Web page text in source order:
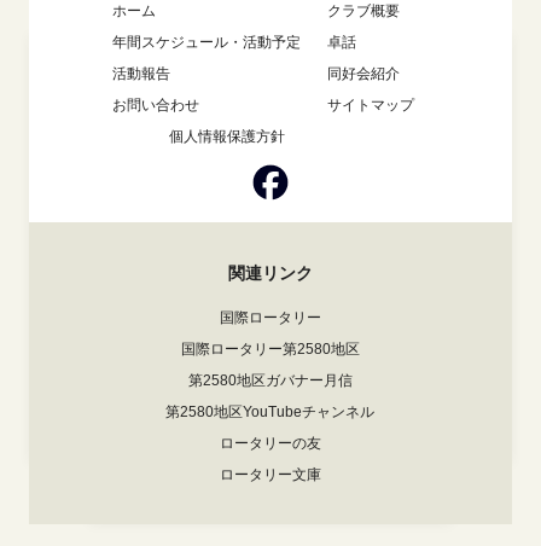
ホーム
クラブ概要
年間スケジュール・活動予定
卓話
活動報告
同好会紹介
お問い合わせ
サイトマップ
個人情報保護方針
関連リンク
国際ロータリー
国際ロータリー第2580地区
第2580地区ガバナー月信
第2580地区YouTubeチャンネル
ロータリーの友
ロータリー文庫